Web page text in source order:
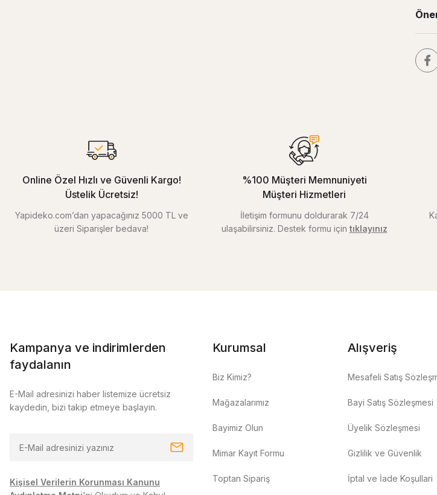
Online Özel Hızlı ve Güvenli Kargo!
Üstelik Ücretsiz!
Yapideko.com’dan yapacağınız 5000 TL ve
üzeri Siparişler bedava!
%100 Müşteri Memnuniyeti
Müşteri Hizmetleri
İletişim formunu doldurarak 7/24
ulaşabilirsiniz. Destek formu için tıklayınız
Kampanya ve indirimlerden
faydalanın
E-Mail adresinizi haber listemize ücretsiz
kaydedin, bizi takip etmeye başlayın.
Kişisel Verilerin Korunması Kanunu
Kurumsal
Biz Kimiz?
Mağazalarımız
Bayimiz Olun
Mimar Kayıt Formu
Toptan Sipariş
Alışveriş
Mesafeli Satış
Bayi Satış Sözleşmesi
Üyelik Sözleşmesi
Gizlilik ve Güvenlik
İptal ve İade Koşullari